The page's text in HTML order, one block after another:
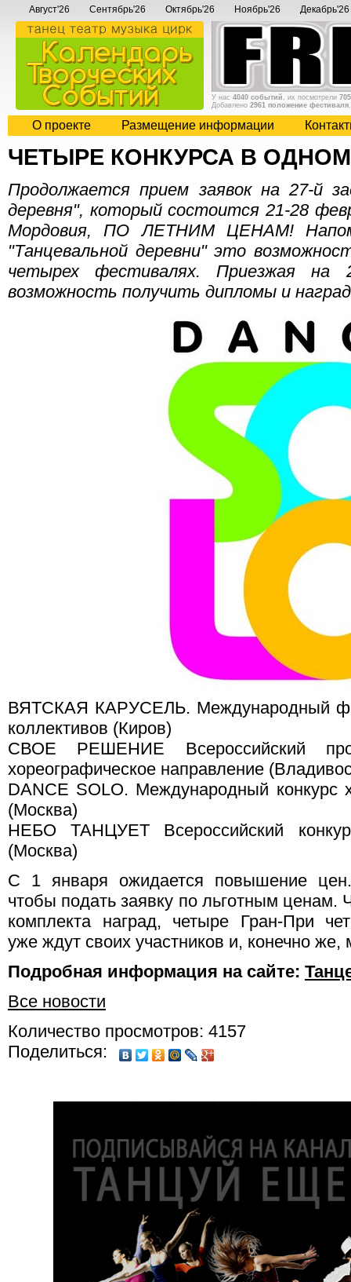
Август'26 Сентябрь'26 Октябрь'26 Ноябрь'26 Декабрь'26
У нас 4040 событий , их посмотрели
Добавлено 2961 положение фестиваля
О проекте Размещение информации
ЧЕТЫРЕ КОНКУРСА В
Продолжается прием заявок на 27-й
деревня", который состоится 21-28
Мордовия, ПО ЛЕТНИМ ЦЕНАМ!
"Танцевальной деревни" это
четырех фестивалях. Приезжая на
возможность получить дипломы и
ВЯТСКАЯ КАРУСЕЛЬ. Международный
коллективов (Киров)
СВОЕ РЕШЕНИЕ Всероссийский
хореографическое направление
DANCE SOLO. Международный конкурс
(Москва)
НЕБО ТАНЦУЕТ Всероссийский
(Москва)
С 1 января ожидается повышение
чтобы подать заявку по льготным ценам.
комплекта наград, четыре Гран-При
уже ждут своих участников и, конечно же,
Подробная информация на сайте:
Все новости
Количество просмотров: 4157
Поделиться: